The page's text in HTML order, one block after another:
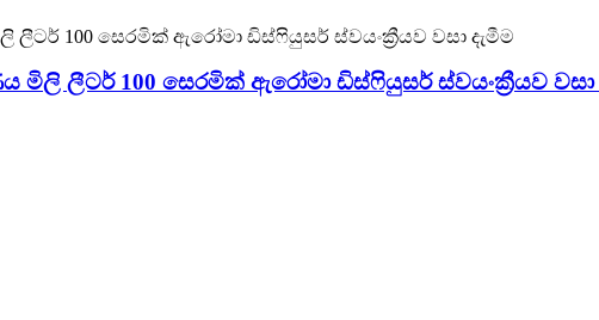
ලීටර් 100 සෙරමික් ඇරෝමා ඩිස්ෆියුසර් ස්වයංක්‍රීයව වසා